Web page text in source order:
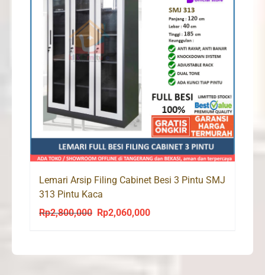
Lemari Arsip Filing Cabinet Besi 3 Pintu SMJ
313 Pintu Kaca
Rp2,800,000
Original
Rp2,060,000Current